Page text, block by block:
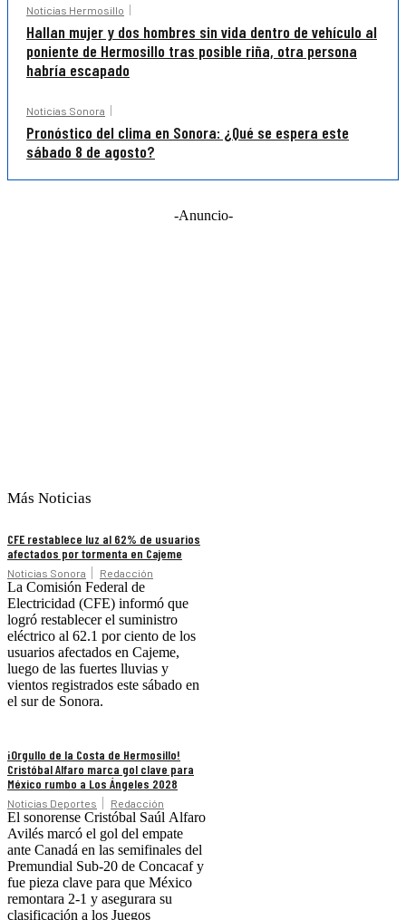
Noticias Hermosillo
Hallan mujer y dos hombres sin vida dentro de vehículo al
poniente de Hermosillo tras posible riña, otra persona
habría escapado
Noticias Sonora
Pronóstico del clima en Sonora: ¿Qué se espera este
sábado 8 de agosto?
-Anuncio-
Más Noticias
CFE restablece luz al 62% de usuarios
afectados por tormenta en Cajeme
Noticias Sonora Redacción
La Comisión Federal de
Electricidad (CFE) informó que
logró restablecer el suministro
eléctrico al 62.1 por ciento de los
usuarios afectados en Cajeme,
luego de las fuertes lluvias y
vientos registrados este sábado en
el sur de Sonora.
¡Orgullo de la Costa de Hermosillo!
Cristóbal Alfaro marca gol clave para
México rumbo a Los Ángeles 2028
Noticias Deportes Redacción
El sonorense Cristóbal Saúl Alfaro
Avilés marcó el gol del empate
ante Canadá en las semifinales del
Premundial Sub-20 de Concacaf y
fue pieza clave para que México
remontara 2-1 y asegurara su
clasificación a los Juegos